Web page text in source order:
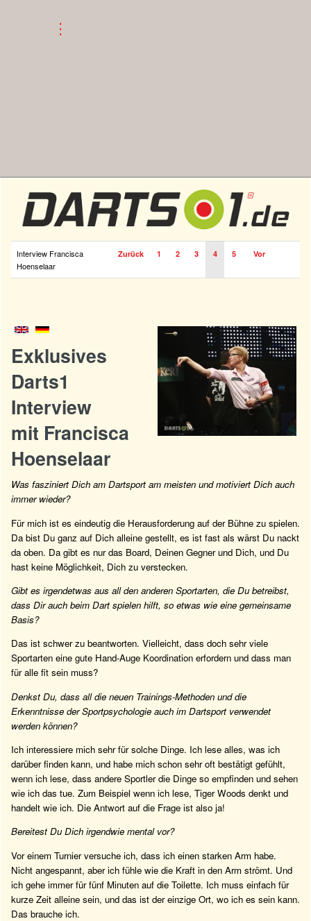
Interview Francisca
Hoenselaar
Zurück 1 2 3 4 5 Vor
Exklusives
Darts1
Interview
mit Francisca
Hoenselaar
Was fasziniert Dich am Dartsport am meisten und motiviert Dich auch
immer wieder?
Für mich ist es eindeutig die Herausforderung auf der Bühne zu spielen.
Da bist Du ganz auf Dich alleine gestellt, es ist fast als wärst Du nackt
da oben. Da gibt es nur das Board, Deinen Gegner und Dich, und Du
hast keine Möglichkeit, Dich zu verstecken.
Gibt es irgendetwas aus all den anderen Sportarten, die Du betreibst,
dass Dir auch beim Dart spielen hilft, so etwas wie eine gemeinsame
Basis?
Das ist schwer zu beantworten. Vielleicht, dass doch sehr viele
Sportarten eine gute Hand-Auge Koordination erfordern und dass man
für alle fit sein muss?
Denkst Du, dass all die neuen Trainings-Methoden und die
Erkenntnisse der Sportpsychologie auch im Dartsport verwendet
werden können?
Ich interessiere mich sehr für solche Dinge. Ich lese alles, was ich
darüber finden kann, und habe mich schon sehr oft bestätigt gefühlt,
wenn ich lese, dass andere Sportler die Dinge so empfinden und sehen
wie ich das tue. Zum Beispiel wenn ich lese, Tiger Woods denkt und
handelt wie ich. Die Antwort auf die Frage ist also ja!
Bereitest Du Dich irgendwie mental vor?
Vor einem Turnier versuche ich, dass ich einen starken Arm habe.
Nicht angespannt, aber ich fühle wie die Kraft in den Arm strömt. Und
ich gehe immer für fünf Minuten auf die Toilette. Ich muss einfach für
kurze Zeit alleine sein, und das ist der einzige Ort, wo ich es sein kann.
Das brauche ich.